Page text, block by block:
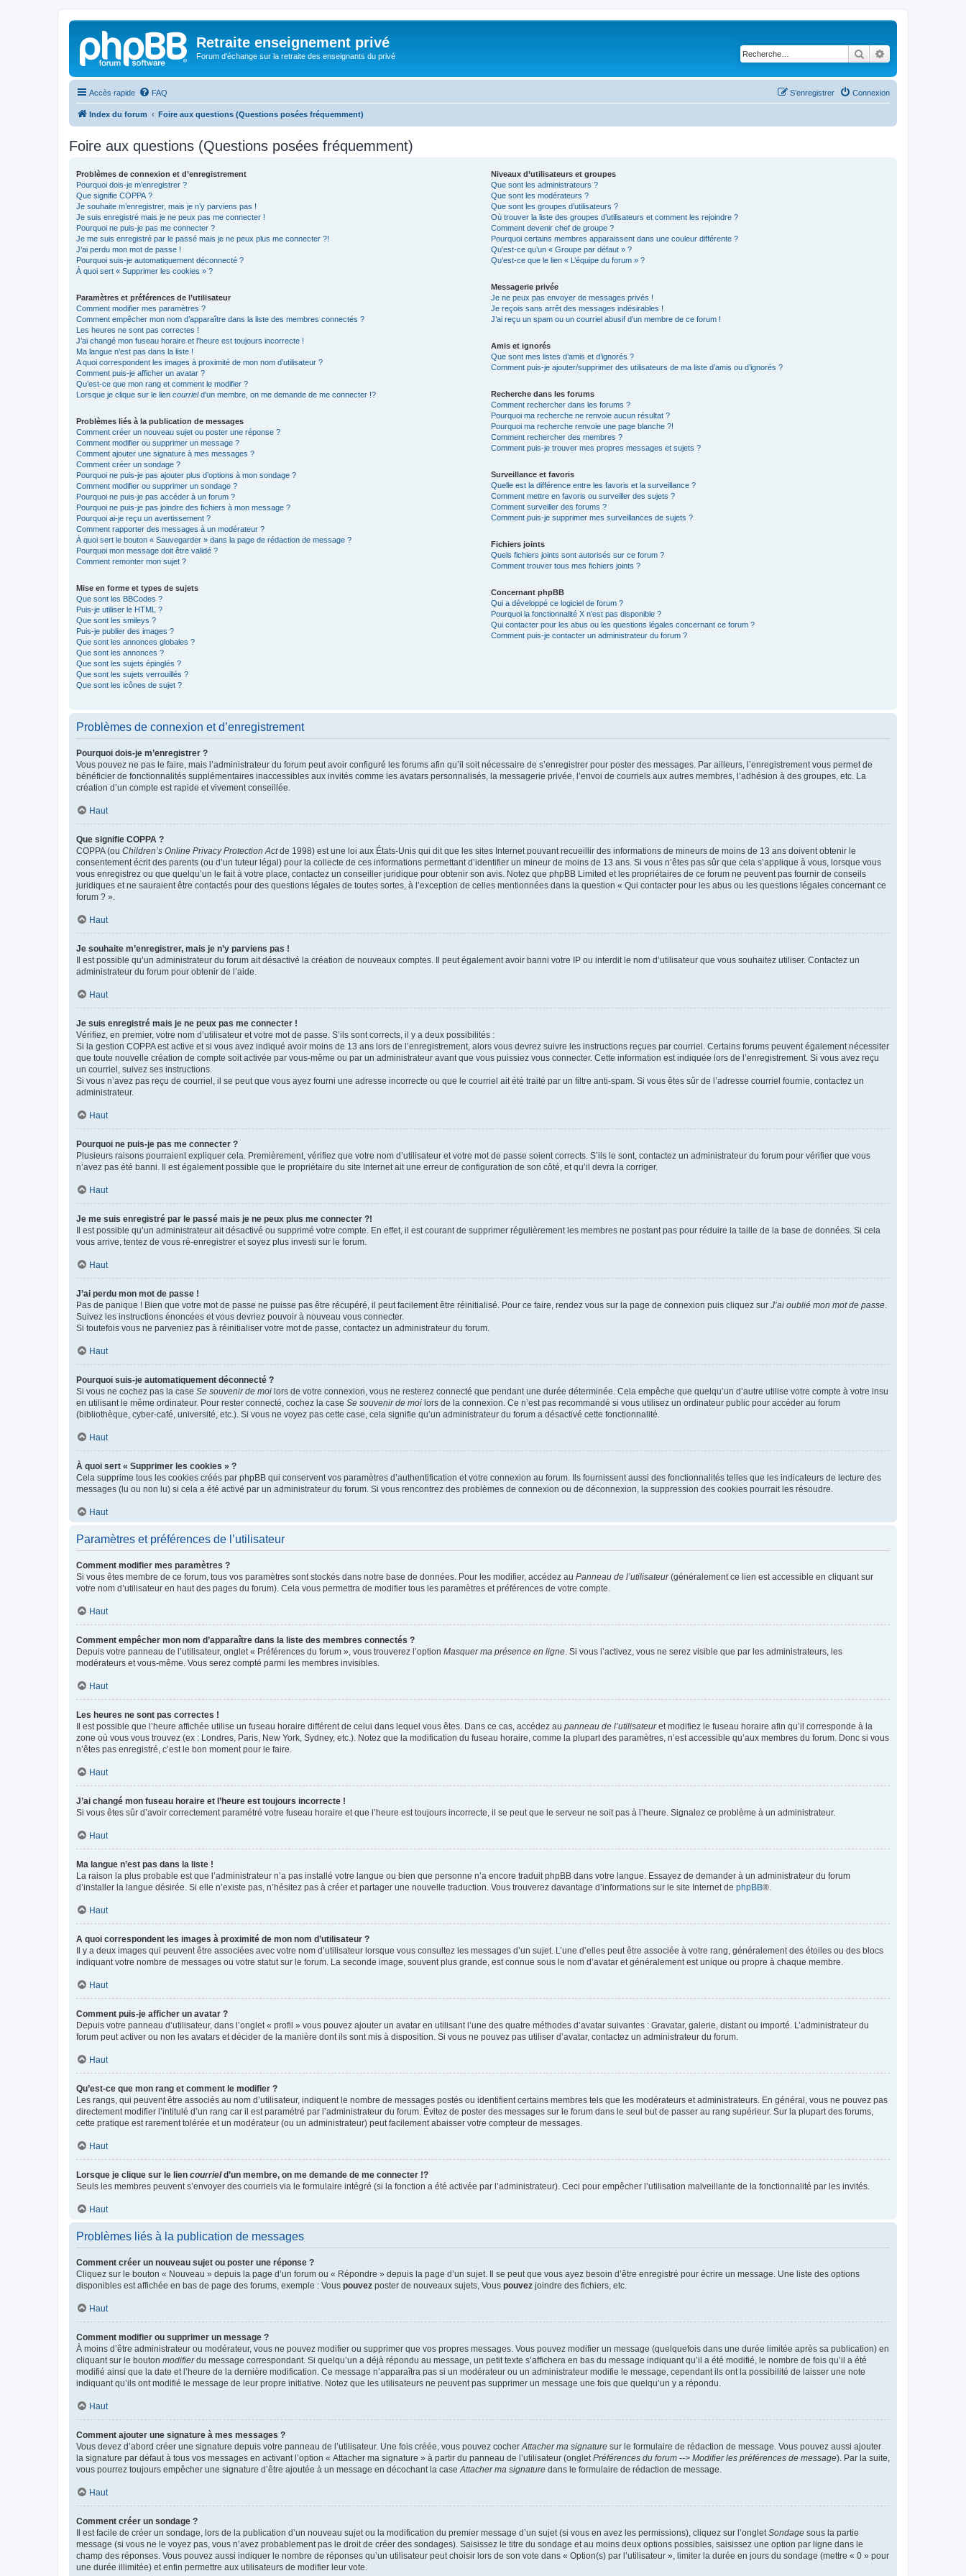
Retraite enseignement privé
Forum d'échange sur la retraite des enseignants du privé Rechercher
Accès rapide FAQ Connexion
S’enregistrer
Index du forum Foire aux questions (Questions posées fréquemment)
Foire aux questions (Questions posées fréquemment)
Problèmes de connexion et d’enregistrement
Pourquoi dois-je m’enregistrer ?
Que signifie COPPA ?
Je souhaite m’enregistrer, mais je n’y parviens pas !
Je suis enregistré mais je ne peux pas me connecter !
Pourquoi ne puis-je pas me connecter ?
Je me suis enregistré par le passé mais je ne peux plus me connecter ?!
J’ai perdu mon mot de passe !
Pourquoi suis-je automatiquement déconnecté ?
À quoi sert « Supprimer les cookies » ?
Paramètres et préférences de l’utilisateur
Comment modifier mes paramètres ?
Comment empêcher mon nom d’apparaître dans la liste des membres connectés ?
Les heures ne sont pas correctes !
J’ai changé mon fuseau horaire et l’heure est toujours incorrecte !
Ma langue n’est pas dans la liste !
A quoi correspondent les images à proximité de mon nom d’utilisateur ?
Comment puis-je afficher un avatar ?
Qu’est-ce que mon rang et comment le modifier ?
Lorsque je clique sur le lien courrield’un membre, on me demande de me connecter !?
Problèmes liés à la publication de messages
Comment créer un nouveau sujet ou poster une réponse ?
Comment modifier ou supprimer un message ?
Comment ajouter une signature à mes messages ?
Comment créer un sondage ?
Pourquoi ne puis-je pas ajouter plus d’options à mon sondage ?
Comment modifier ou supprimer un sondage ?
Pourquoi ne puis-je pas accéder à un forum ?
Pourquoi ne puis-je pas joindre des fichiers à mon message ?
Pourquoi ai-je reçu un avertissement ?
Comment rapporter des messages à un modérateur ?
À quoi sert le bouton « Sauvegarder » dans la page de rédaction de message ?
Pourquoi mon message doit être validé ?
Comment remonter mon sujet ?
Mise en forme et types de sujets
Que sont les BBCodes ?
Puis-je utiliser le HTML ?
Que sont les smileys ?
Puis-je publier des images ?
Que sont les annonces globales ?
Que sont les annonces ?
Que sont les sujets épinglés ?
Que sont les sujets verrouillés ?
Que sont les icônes de sujet ?
Niveaux d’utilisateurs et groupes
Que sont les administrateurs ?
Que sont les modérateurs ?
Que sont les groupes d’utilisateurs ?
Où trouver la liste des groupes d’utilisateurs et comment les rejoindre ?
Comment devenir chef de groupe ?
Pourquoi certains membres apparaissent dans une couleur différente ?
Qu’est-ce qu’un « Groupe par défaut » ?
Qu’est-ce que le lien « L’équipe du forum » ?
Messagerie privée
Je ne peux pas envoyer de messages privés !
Je reçois sans arrêt des messages indésirables !
J’ai reçu un spam ou un courriel abusif d’un membre de ce forum !
Amis et ignorés
Que sont mes listes d’amis et d’ignorés ?
Comment puis-je ajouter/supprimer des utilisateurs de ma liste d’amis ou d’ignorés ?
Recherche dans les forums
Comment rechercher dans les forums ?
Pourquoi ma recherche ne renvoie aucun résultat ?
Pourquoi ma recherche renvoie une page blanche ?!
Comment rechercher des membres ?
Comment puis-je trouver mes propres messages et sujets ?
Surveillance et favoris
Quelle est la différence entre les favoris et la surveillance ?
Comment mettre en favoris ou surveiller des sujets ?
Comment surveiller des forums ?
Comment puis-je supprimer mes surveillances de sujets ?
Fichiers joints
Quels fichiers joints sont autorisés sur ce forum ?
Comment trouver tous mes fichiers joints ?
Concernant phpBB
Qui a développé ce logiciel de forum ?
Pourquoi la fonctionnalité X n’est pas disponible ?
Qui contacter pour les abus ou les questions légales concernant ce forum ?
Comment puis-je contacter un administrateur du forum ?
Problèmes de connexion et d’enregistrement
Pourquoi dois-je m’enregistrer ?
Vous pouvez ne pas le faire, mais l’administrateur du forum peut avoir configuré les forums afin qu’il soit nécessaire de s’enregistrer pour poster des messages. Par ailleurs, l’enregistrement vous permet de
bénéficier de fonctionnalités supplémentaires inaccessibles aux invités comme les avatars personnalisés, la messagerie privée, l’envoi de courriels aux autres membres, l’adhésion à des groupes, etc. La
création d’un compte est rapide et vivement conseillée.
Haut
Que signifie COPPA ?
COPPA (ou Children’s Online Privacy Protection Actde 1998) est une loi aux États-Unis qui dit que les sites Internet pouvant recueillir des informations de mineurs de moins de 13 ans doivent obtenir le
consentement écrit des parents (ou d’un tuteur légal) pour la collecte de ces informations permettant d’identifier un mineur de moins de 13 ans. Si vous n’êtes pas sûr que cela s’applique à vous, lorsque vous
vous enregistrez ou que quelqu’un le fait à votre place, contactez un conseiller juridique pour obtenir son avis. Notez que phpBB Limited et les propriétaires de ce forum ne peuvent pas fournir de conseils
juridiques et ne sauraient être contactés pour des questions légales de toutes sortes, à l’exception de celles mentionnées dans la question « Qui contacter pour les abus ou les questions légales concernant ce
forum ? ».
Haut
Je souhaite m’enregistrer, mais je n’y parviens pas !
Il est possible qu’un administrateur du forum ait désactivé la création de nouveaux comptes. Il peut également avoir banni votre IP ou interdit le nom d’utilisateur que vous souhaitez utiliser. Contactez un
administrateur du forum pour obtenir de l’aide.
Haut
Je suis enregistré mais je ne peux pas me connecter !
Vérifiez, en premier, votre nom d’utilisateur et votre mot de passe. S’ils sont corrects, il y a deux possibilités :
Si la gestion COPPA est active et si vous avez indiqué avoir moins de 13 ans lors de l’enregistrement, alors vous devrez suivre les instructions reçues par courriel. Certains forums peuvent également nécessiter
que toute nouvelle création de compte soit activée par vous-même ou par un administrateur avant que vous puissiez vous connecter. Cette information est indiquée lors de l’enregistrement. Si vous avez reçu
un courriel, suivez ses instructions.
Si vous n’avez pas reçu de courriel, il se peut que vous ayez fourni une adresse incorrecte ou que le courriel ait été traité par un filtre anti-spam. Si vous êtes sûr de l’adresse courriel fournie, contactez un
administrateur.
Haut
Pourquoi ne puis-je pas me connecter ?
Plusieurs raisons pourraient expliquer cela. Premièrement, vérifiez que votre nom d’utilisateur et votre mot de passe soient corrects. S’ils le sont, contactez un administrateur du forum pour vérifier que vous
n’avez pas été banni. Il est également possible que le propriétaire du site Internet ait une erreur de configuration de son côté, et qu’il devra la corriger.
Haut
Je me suis enregistré par le passé mais je ne peux plus me connecter ?!
Il est possible qu’un administrateur ait désactivé ou supprimé votre compte. En effet, il est courant de supprimer régulièrement les membres ne postant pas pour réduire la taille de la base de données. Si cela
vous arrive, tentez de vous ré-enregistrer et soyez plus investi sur le forum.
Haut
J’ai perdu mon mot de passe !
Pas de panique ! Bien que votre mot de passe ne puisse pas être récupéré, il peut facilement être réinitialisé. Pour ce faire, rendez vous sur la page de connexion puis cliquez sur J’ai oublié mon mot de passe
Suivez les instructions énoncées et vous devriez pouvoir à nouveau vous connecter.
Si toutefois vous ne parveniez pas à réinitialiser votre mot de passe, contactez un administrateur du forum.
Haut
Pourquoi suis-je automatiquement déconnecté ?
Si vous ne cochez pas la case Se souvenir de moi lors de votre connexion, vous ne resterez connecté que pendant une durée déterminée. Cela empêche que quelqu’un d’autre utilise votre compte à votre insu
en utilisant le même ordinateur. Pour rester connecté, cochez la case Se souvenir de moi lors de la connexion. Ce n’est pas recommandé si vous utilisez un ordinateur public pour accéder au forum
(bibliothèque, cyber-café, université, etc.). Si vous ne voyez pas cette case, cela signifie qu’un administrateur du forum a désactivé cette fonctionnalité.
Haut
À quoi sert « Supprimer les cookies » ?
Cela supprime tous les cookies créés par phpBB qui conservent vos paramètres d’authentification et votre connexion au forum. Ils fournissent aussi des fonctionnalités telles que les indicateurs de lecture des
messages (lu ou non lu) si cela a été activé par un administrateur du forum. Si vous rencontrez des problèmes de connexion ou de déconnexion, la suppression des cookies pourrait les résoudre.
Haut
Paramètres et préférences de l’utilisateur
Comment modifier mes paramètres ?
Si vous êtes membre de ce forum, tous vos paramètres sont stockés dans notre base de données. Pour les modifier, accédez au Panneau de l’utilisateur(généralement ce lien est accessible en cliquant sur
votre nom d’utilisateur en haut des pages du forum). Cela vous permettra de modifier tous les paramètres et préférences de votre compte.
Haut
Comment empêcher mon nom d’apparaître dans la liste des membres connectés ?
Depuis votre panneau de l’utilisateur, onglet « Préférences du forum », vous trouverez l’option Masquer ma présence en ligne . Si vous l’activez, vous ne serez visible que par les administrateurs, les
modérateurs et vous-même. Vous serez compté parmi les membres invisibles.
Haut
Les heures ne sont pas correctes !
Il est possible que l’heure affichée utilise un fuseau horaire différent de celui dans lequel vous êtes. Dans ce cas, accédez au panneau de l’utilisateuret modifiez le fuseau horaire afin qu’il corresponde à la
zone où vous vous trouvez (ex : Londres, Paris, New York, Sydney, etc.). Notez que la modification du fuseau horaire, comme la plupart des paramètres, n’est accessible qu’aux membres du forum. Donc si vous
n’êtes pas enregistré, c’est le bon moment pour le faire.
Haut
J’ai changé mon fuseau horaire et l’heure est toujours incorrecte !
Si vous êtes sûr d’avoir correctement paramétré votre fuseau horaire et que l’heure est toujours incorrecte, il se peut que le serveur ne soit pas à l’heure. Signalez ce problème à un administrateur.
Haut
Ma langue n’est pas dans la liste !
La raison la plus probable est que l’administrateur n’a pas installé votre langue ou bien que personne n’a encore traduit phpBB dans votre langue. Essayez de demander à un administrateur du forum
d’installer la langue désirée. Si elle n’existe pas, n’hésitez pas à créer et partager une nouvelle traduction. Vous trouverez davantage d’informations sur le site Internet de phpBB®.
Haut
A quoi correspondent les images à proximité de mon nom d’utilisateur ?
Il y a deux images qui peuvent être associées avec votre nom d’utilisateur lorsque vous consultez les messages d’un sujet. L’une d’elles peut être associée à votre rang, généralement des étoiles ou des blocs
indiquant votre nombre de messages ou votre statut sur le forum. La seconde image, souvent plus grande, est connue sous le nom d’avatar et généralement est unique ou propre à chaque membre.
Haut
Comment puis-je afficher un avatar ?
Depuis votre panneau d’utilisateur, dans l’onglet « profil » vous pouvez ajouter un avatar en utilisant l’une des quatre méthodes d’avatar suivantes : Gravatar, galerie, distant ou importé. L’administrateur du
forum peut activer ou non les avatars et décider de la manière dont ils sont mis à disposition. Si vous ne pouvez pas utiliser d’avatar, contactez un administrateur du forum.
Haut
Qu’est-ce que mon rang et comment le modifier ?
Les rangs, qui peuvent être associés au nom d’utilisateur, indiquent le nombre de messages postés ou identifient certains membres tels que les modérateurs et administrateurs. En général, vous ne pouvez pas
directement modifier l’intitulé d’un rang car il est paramétré par l’administrateur du forum. Évitez de poster des messages sur le forum dans le seul but de passer au rang supérieur. Sur la plupart des forums,
cette pratique est rarement tolérée et un modérateur (ou un administrateur) peut facilement abaisser votre compteur de messages.
Haut
Lorsque je clique sur le lien courrield’un membre, on me demande de me connecter !?
Seuls les membres peuvent s’envoyer des courriels via le formulaire intégré (si la fonction a été activée par l’administrateur). Ceci pour empêcher l’utilisation malveillante de la fonctionnalité par les invités.
Haut
Problèmes liés à la publication de messages
Comment créer un nouveau sujet ou poster une réponse ?
Cliquez sur le bouton « Nouveau » depuis la page d’un forum ou « Répondre » depuis la page d’un sujet. Il se peut que vous ayez besoin d’être enregistré pour écrire un message. Une liste des options
disponibles est affichée en bas de page des forums, exemple : Vous pouvez poster de nouveaux sujets, Vous pouvez joindre des fichiers, etc.
Haut
Comment modifier ou supprimer un message ?
À moins d’être administrateur ou modérateur, vous ne pouvez modifier ou supprimer que vos propres messages. Vous pouvez modifier un message (quelquefois dans une durée limitée après sa publication) en
cliquant sur le bouton modifierdu message correspondant. Si quelqu’un a déjà répondu au message, un petit texte s’affichera en bas du message indiquant qu’il a été modifié, le nombre de fois qu’il a été
modifié ainsi que la date et l’heure de la dernière modification. Ce message n’apparaîtra pas si un modérateur ou un administrateur modifie le message, cependant ils ont la possibilité de laisser une note
indiquant qu’ils ont modifié le message de leur propre initiative. Notez que les utilisateurs ne peuvent pas supprimer un message une fois que quelqu’un y a répondu.
Haut
Comment ajouter une signature à mes messages ?
Vous devez d’abord créer une signature depuis votre panneau de l’utilisateur. Une fois créée, vous pouvez cocher Attacher ma signature sur le formulaire de rédaction de message. Vous pouvez aussi ajouter
la signature par défaut à tous vos messages en activant l’option « Attacher ma signature » à partir du panneau de l’utilisateur (onglet Préférences du forum --> Modifier les préférences de message). Par la suite,
vous pourrez toujours empêcher une signature d’être ajoutée à un message en décochant la case Attacher ma signature dans le formulaire de rédaction de message.
Haut
Comment créer un sondage ?
Il est facile de créer un sondage, lors de la publication d’un nouveau sujet ou la modification du premier message d’un sujet (si vous en avez les permissions), cliquez sur l’onglet Sondage sous la partie
message (si vous ne le voyez pas, vous n’avez probablement pas le droit de créer des sondages). Saisissez le titre du sondage et au moins deux options possibles, saisissez une option par ligne dans le
champ des réponses. Vous pouvez aussi indiquer le nombre de réponses qu’un utilisateur peut choisir lors de son vote dans « Option(s) par l’utilisateur », limiter la durée en jours du sondage (mettre « 0 » pour
une durée illimitée) et enfin permettre aux utilisateurs de modifier leur vote.